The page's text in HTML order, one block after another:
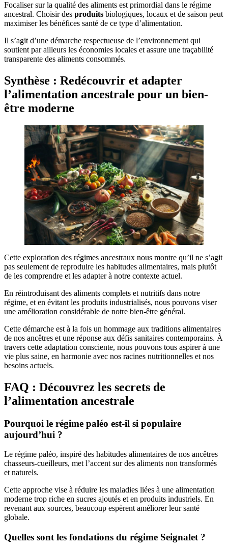
Focaliser sur la qualité des aliments est primordial dans le régime
ancestral. Choisir des produits biologiques, locaux et de saison peut
maximiser les bénéfices santé de ce type d’alimentation.
Il s’agit d’une démarche respectueuse de l’environnement qui
soutient par ailleurs les économies locales et assure une traçabilité
transparente des aliments consommés.
Synthèse : Redécouvrir et adapter
l’alimentation ancestrale pour un bien-
être moderne
Cette exploration des régimes ancestraux nous montre qu’il ne s’agit
pas seulement de reproduire les habitudes alimentaires, mais plutôt
de les comprendre et les adapter à notre contexte actuel.
En réintroduisant des aliments complets et nutritifs dans notre
régime, et en évitant les produits industrialisés, nous pouvons viser
une amélioration considérable de notre bien-être général.
Cette démarche est à la fois un hommage aux traditions alimentaires
de nos ancêtres et une réponse aux défis sanitaires contemporains. À
travers cette adaptation consciente, nous pouvons tous aspirer à une
vie plus saine, en harmonie avec nos racines nutritionnelles et nos
besoins actuels.
FAQ : Découvrez les secrets de
l’alimentation ancestrale
Pourquoi le régime paléo est-il si populaire
aujourd’hui ?
Le régime paléo, inspiré des habitudes alimentaires de nos ancêtres
chasseurs-cueilleurs, met l’accent sur des aliments non transformés
et naturels.
Cette approche vise à réduire les maladies liées à une alimentation
moderne trop riche en sucres ajoutés et en produits industriels. En
revenant aux sources, beaucoup espèrent améliorer leur santé
globale.
Quelles sont les fondations du régime Seignalet ?